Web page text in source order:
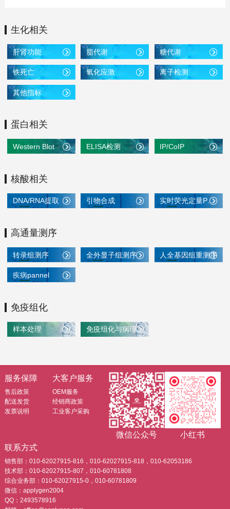
生化相关
肝肾功能 脂代谢 糖代谢
铁死亡 氧化应激 离子检测
其他指标
蛋白相关
Western Blot ELISA检测 IP/CoIP
核酸相关
DNA/RNA提取 引物合成 实时荧光定量PCR
高通量测序
转录组测序 全外显子组测序 人全基因组重测序
疾病pannel
免疫组化
样本处理 免疫组化与病理染色
服务保障
售后政策
配送发货
发票说明
大客户服务
OEM服务
经销商政策
工业客户采购
微信公众号
小红书
联系方式
销售部：010-62027915-816，010-62027915-818，010-62053186
技术部：010-62027915-807，010-60781808
综合业务部：010-62027915-0，010-60781809
微信：applygen2004
QQ：2493578916